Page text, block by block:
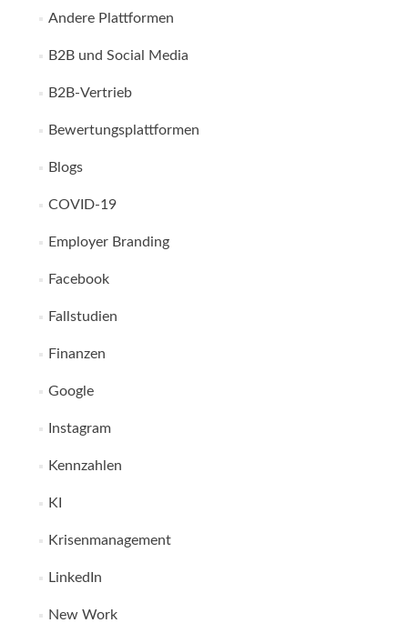
Andere Plattformen
B2B und Social Media
B2B-Vertrieb
Bewertungsplattformen
Blogs
COVID-19
Employer Branding
Facebook
Fallstudien
Finanzen
Google
Instagram
Kennzahlen
KI
Krisenmanagement
LinkedIn
New Work